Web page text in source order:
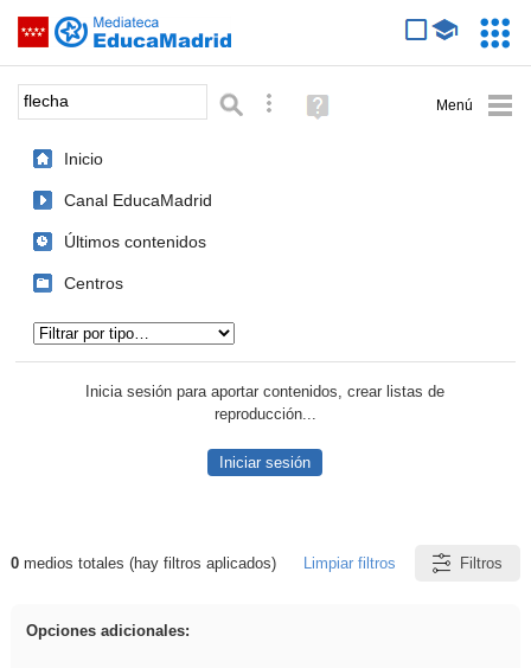
Saltar navegación
Palabra o frase: Búsqueda avanzada
Ayuda
(en
Inicio
Canal EducaMadrid
Últimos contenidos
Centros
Inicia sesión para aportar contenidos, crear listas de
reproducción...
Iniciar sesión
Resultados de: flecha
0medios totales (hay filtros aplicados) Limpiar filtros Filtros
Opciones adicionales: